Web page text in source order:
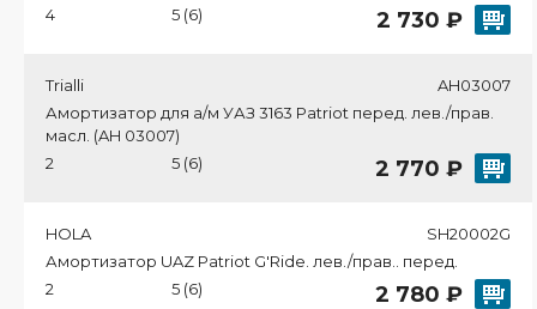
4
5 (6) 2 730 ₽
Trialli
AH03007
Амортизатор для а/м УАЗ 3163 Patriot перед. лев./прав.
масл. (AH 03007)
2
5 (6) 2 770 ₽
HOLA
SH20002G
Амортизатор UAZ Patriot G'Ride. лев./прав.. перед.
2
5 (6) 2 780 ₽